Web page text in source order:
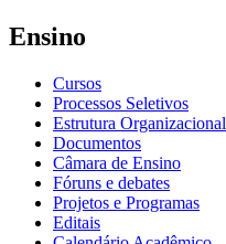
Ensino
Cursos
Processos Seletivos
Estrutura Organizacional
Documentos
Câmara de Ensino
Fóruns e debates
Projetos e Programas
Editais